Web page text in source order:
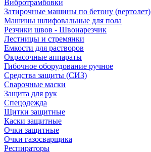
Вибротрамбовки
Затирочные машины по бетону (вертолет)
Машины шлифовальные для пола
Резчики швов - Швонарезчик
Лестницы и стремянки
Емкости для растворов
Окрасочные аппараты
Гибочное оборудование ручное
Средства защиты (СИЗ)
Сварочные маски
Защита для рук
Спецодежда
Щитки защитные
Каски защитные
Очки защитные
Очки газосварщика
Респираторы